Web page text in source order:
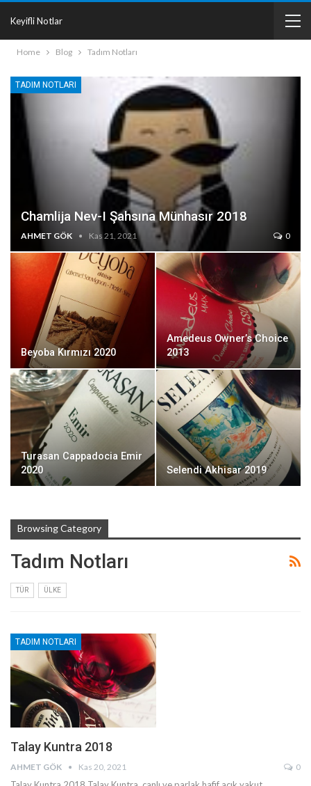
Keyifli Notlar
Home Blog Tadım Notları
TADIM NOTLARI
Chamlija Nev-I Şahsına Münhasır 2018
AHMET GÖK Kas 21, 2021 0
Beyoba Kırmızı 2020
Amedeus Owner’s Choice
2013
Turasan Cappadocia Emir
2020
Selendi Akhisar 2019
Browsing Category
Tadım Notları
TÜR ÜLKE
TADIM NOTLARI
Talay Kuntra 2018
AHMET GÖK Kas 20, 2021 0